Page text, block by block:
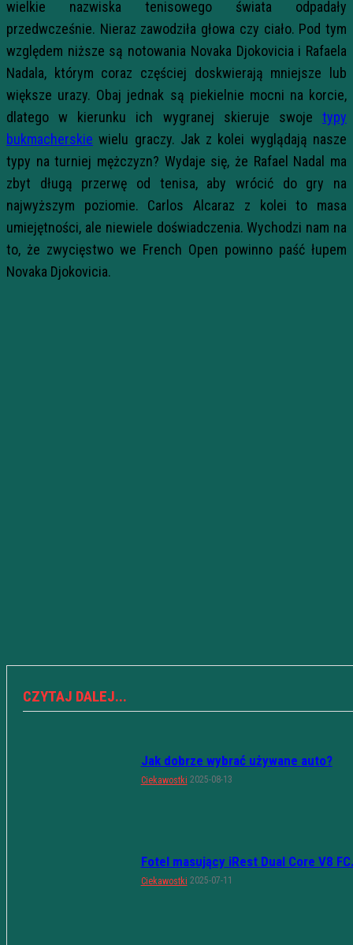
wielkie nazwiska tenisowego świata odpadały
przedwcześnie. Nieraz zawodziła głowa czy ciało. Pod tym
względem niższe są notowania Novaka Djokovicia i Rafaela
Nadala, którym coraz częściej doskwierają mniejsze lub
większe urazy. Obaj jednak są piekielnie mocni na korcie,
dlatego w kierunku ich wygranej skieruje swoje typy
bukmacherskie wielu graczy. Jak z kolei wyglądają nasze
typy na turniej mężczyzn? Wydaje się, że Rafael Nadal ma
zbyt długą przerwę od tenisa, aby wrócić do gry na
najwyższym poziomie. Carlos Alcaraz z kolei to masa
umiejętności, ale niewiele doświadczenia. Wychodzi nam na
to, że zwycięstwo we French Open powinno paść łupem
Novaka Djokovicia.
CZYTAJ DALEJ...
Jak dobrze wybrać używane auto?
Ciekawostki 2025-08-13
Fotel masujący iRest Dual Core V8
Ciekawostki 2025-07-11